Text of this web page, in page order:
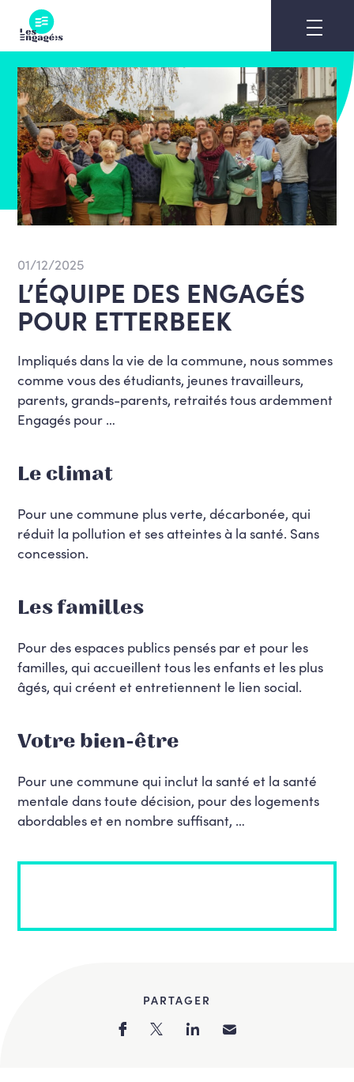
content
01/12/2025
L’ÉQUIPE DES ENGAGÉS
POUR ETTERBEEK
Impliqués dans la vie de la commune, nous sommes
comme vous des étudiants, jeunes travailleurs,
parents, grands-parents, retraités tous ardemment
Engagés pour …
Le climat
Pour une commune plus verte, décarbonée, qui
réduit la pollution et ses atteintes à la santé. Sans
concession.
Les familles
Pour des espaces publics pensés par et pour les
familles, qui accueillent tous les enfants et les plus
âgés, qui créent et entretiennent le lien social.
Votre bien-être
Pour une commune qui inclut la santé et la santé
mentale dans toute décision, pour des logements
abordables et en nombre suffisant, …
PARTAGER